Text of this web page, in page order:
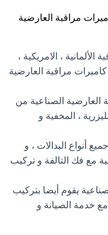
مراقبة العارضية
، الامريكية ،
كاميرات مراقبة العارضية
العارضية الصناعية من
، المخفية و
أنواع البدالات ، و
مع فك التالفة و تركيب
يقوم أيضا بتركيب
مع خدمة الصيانة و